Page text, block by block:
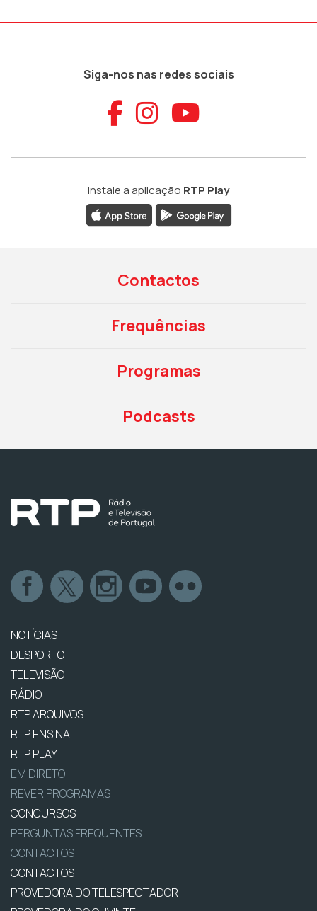
Siga-nos nas redes sociais
Aceder ao
Aceder ao
Aceder
Instale a aplicação RTP Play
Contactos
Frequências
Programas
Podcasts
NOTÍCIAS
DESPORTO
TELEVISÃO
RÁDIO
RTP ARQUIVOS
RTP ENSINA
RTP PLAY
EM DIRETO
REVER PROGRAMAS
CONCURSOS
PERGUNTAS FREQUENTES
CONTACTOS
CONTACTOS
PROVEDORA DO TELESPECTADOR